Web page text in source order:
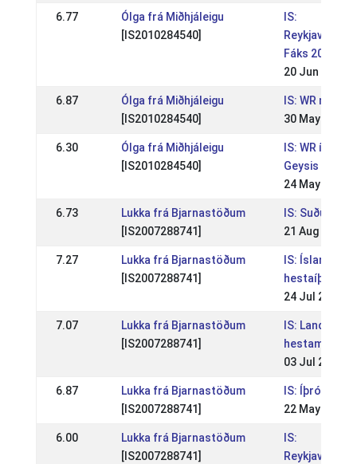
6.77
Ólga frá Miðhjáleigu
[IS2010284540]
IS:
Fáks 2021
20 Jun 2021
6.87
Ólga frá Miðhjáleigu
[IS2010284540]
IS: WR mót
30 May 2021
6.30
Ólga frá Miðhjáleigu
[IS2010284540]
IS: WR
Geysis
24 May 2021
6.73
Lukka frá Bjarnastöðum
[IS2007288741]
IS:
21 Aug 2016
7.27
Lukka frá Bjarnastöðum
[IS2007288741]
IS:
24 Jul 2016
7.07
Lukka frá Bjarnastöðum
[IS2007288741]
IS: Landsmót
hestamanna
03 Jul 2016
6.87
Lukka frá Bjarnastöðum
[IS2007288741]
IS:
22 May 2016
6.00
Lukka frá Bjarnastöðum
[IS2007288741]
IS: